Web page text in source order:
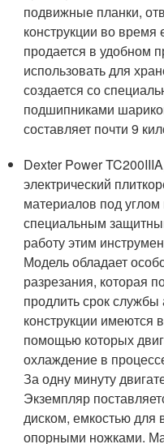
подвижные планки,
конструкции во
продается в удобном
использовать для
создается со
подшипниками
составляет почти 9
Dexter Power
электрический
материалов под
специальным
работу этим
Модель обладает
разрезания, которая
продлить срок
конструкции имеются
помощью которых
охлаждение в
За одну минуту
Экземпляр
диском, емкостью
опорными ножками.